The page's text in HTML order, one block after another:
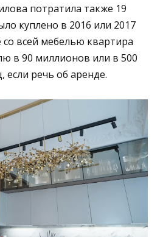
потратила также 19
куплено в 2016 или 2017
со всей мебелью квартира
в 90 миллионов или в 500
если речь об аренде.